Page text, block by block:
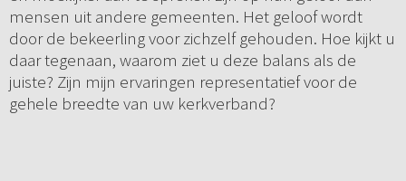
mensen uit andere gemeenten. Het geloof wordt
door de bekeerling voor zichzelf gehouden. Hoe kijkt u
daar tegenaan, waarom ziet u deze balans als de
juiste? Zijn mijn ervaringen representatief voor de
gehele breedte van uw kerkverband?